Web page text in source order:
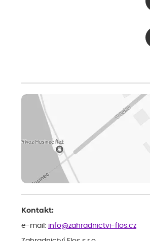
Kontakt:
e-mail: info@zahradnictvi-flos.cz